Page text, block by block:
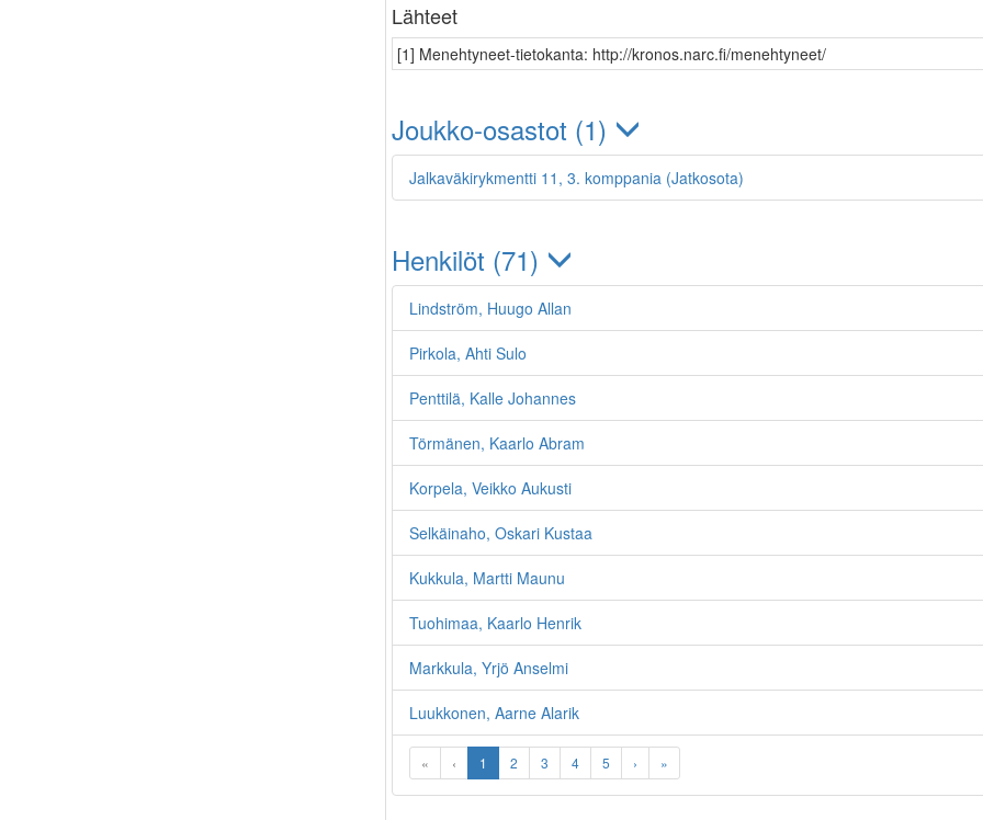
Lähteet
[1] Menehtyneet-tietokanta: http://kronos.narc.fi/menehtyneet/
Joukko-osastot (1)
Jalkaväkirykmentti 11, 3. komppania (Jatkosota)
Henkilöt (71)
Lindström, Huugo Allan
Pirkola, Ahti Sulo
Penttilä, Kalle Johannes
Törmänen, Kaarlo Abram
Korpela, Veikko Aukusti
Selkäinaho, Oskari Kustaa
Kukkula, Martti Maunu
Tuohimaa, Kaarlo Henrik
Markkula, Yrjö Anselmi
Luukkonen, Aarne Alarik
« ‹ 1 2 3 4 5 › »